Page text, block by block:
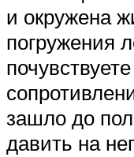
и окружена
погружения
зашло до
давить на